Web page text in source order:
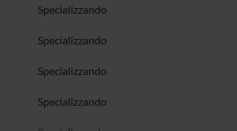
Specializzando
Specializzando
Specializzando
Specializzando